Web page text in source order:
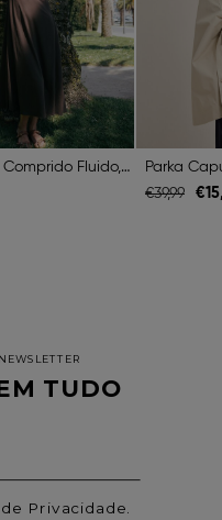
Vestido Comprido Fluido, Mulher, Castanho Escuro
€39,99 €